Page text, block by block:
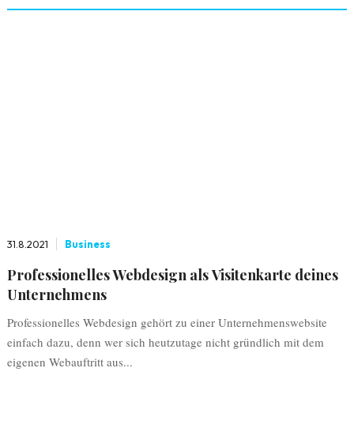
31.8.2021 Business
Professionelles Webdesign als Visitenkarte deines
Unternehmens
Professionelles Webdesign gehört zu einer Unternehmenswebsite
einfach dazu, denn wer sich heutzutage nicht gründlich mit dem
eigenen Webauftritt aus...